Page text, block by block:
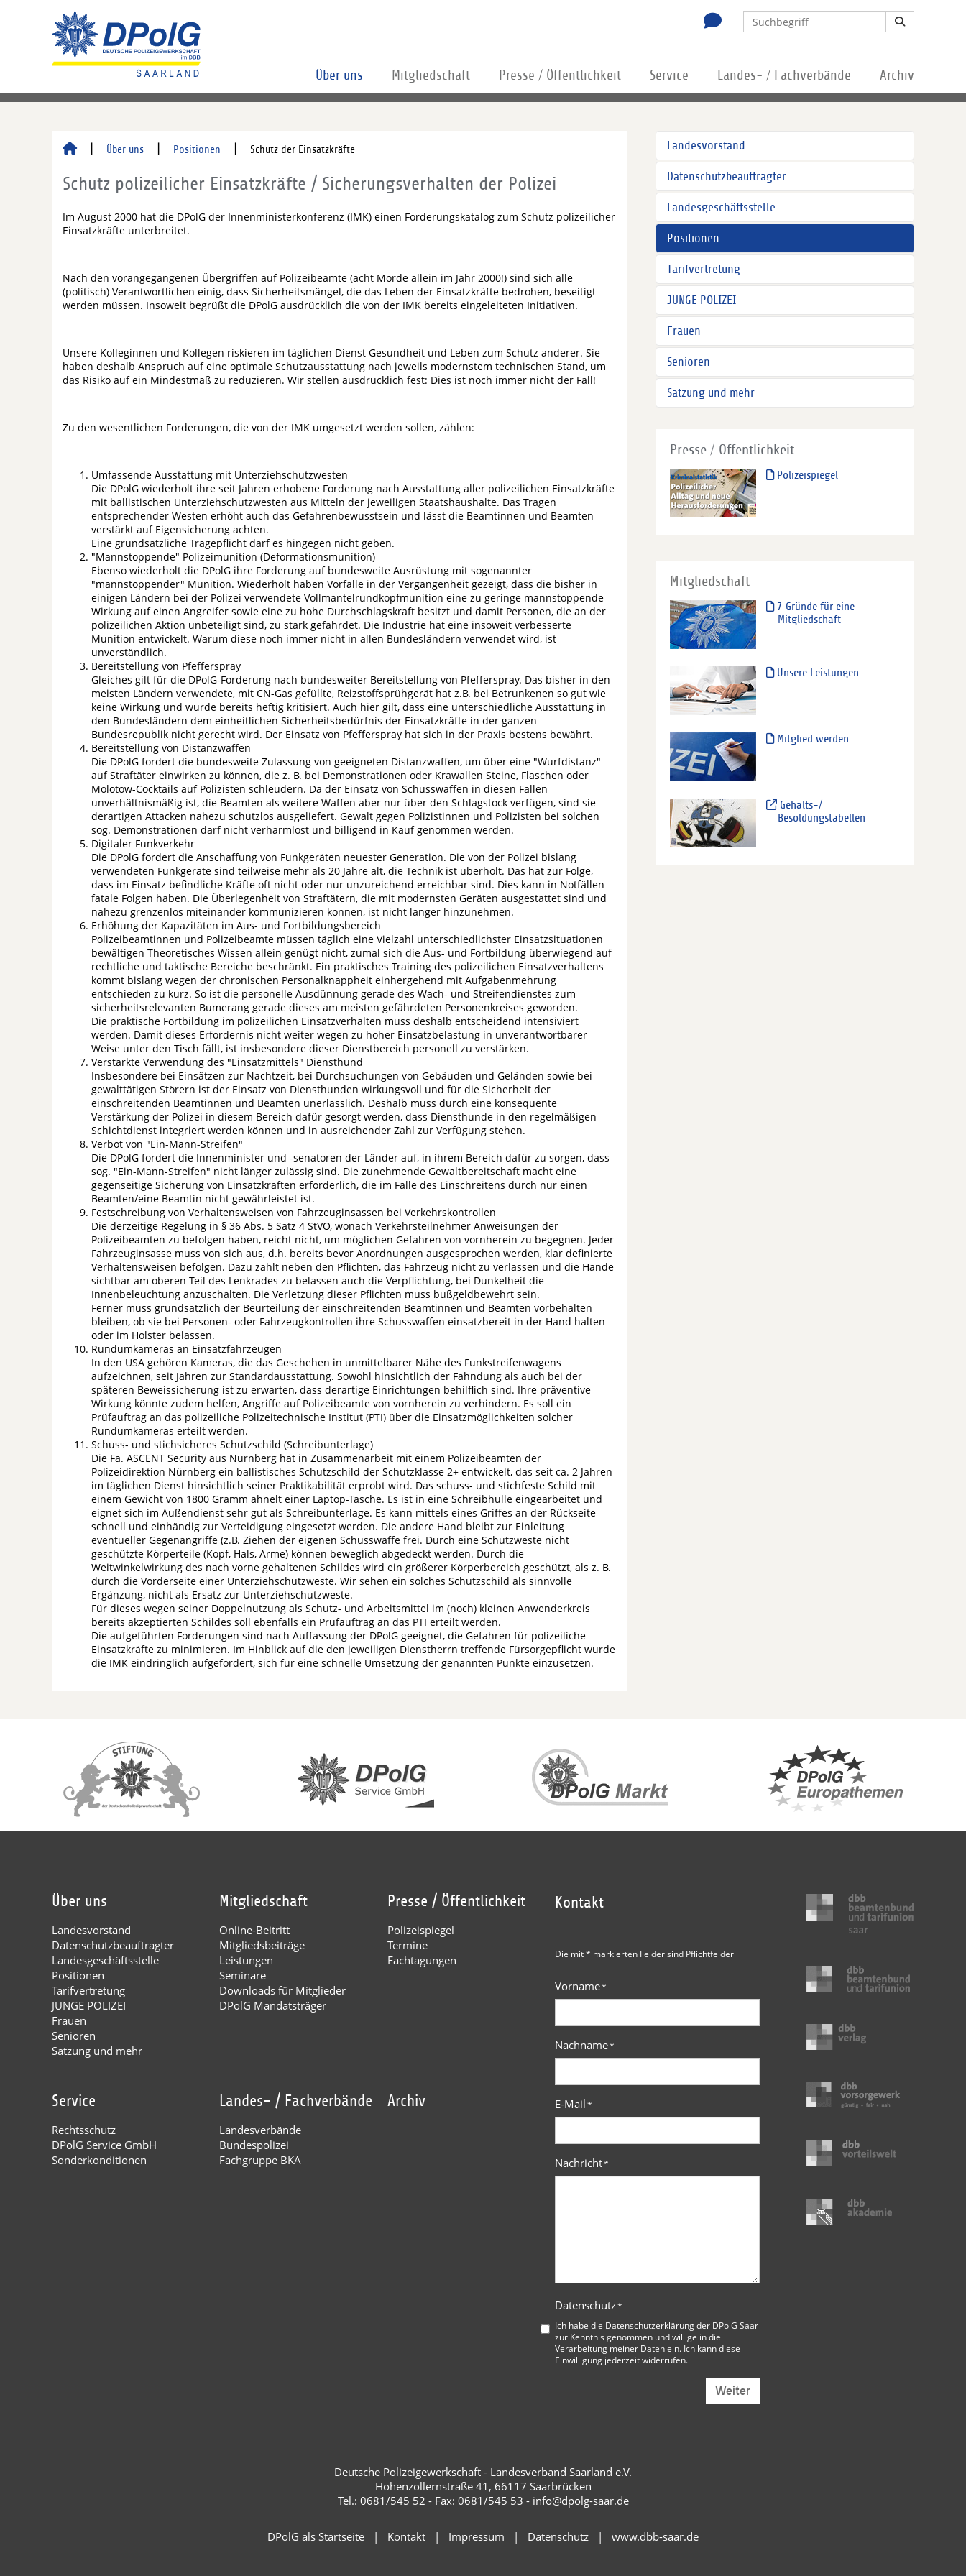
Über uns Mitgliedschaft Presse / Öffentlichkeit Service Landes- / Fachverbände Archiv
Über uns Positionen Schutz der Einsatzkräfte
Schutz polizeilicher Einsatzkräfte / Sicherungsverhalten der Polizei
Im August 2000 hat die DPolG der Innenministerkonferenz (IMK) einen Forderungskatalog zum Schutz polizeilicher
Einsatzkräfte unterbreitet.
Nach den vorangegangenen Übergriffen auf Polizeibeamte (acht Morde allein im Jahr 2000!) sind sich alle
(politisch) Verantwortlichen einig, dass Sicherheitsmängel, die das Leben der Einsatzkräfte bedrohen, beseitigt
werden müssen. Insoweit begrüßt die DPolG ausdrücklich die von der IMK bereits eingeleiteten Initiativen.
Unsere Kolleginnen und Kollegen riskieren im täglichen Dienst Gesundheit und Leben zum Schutz anderer. Sie
haben deshalb Anspruch auf eine optimale Schutzausstattung nach jeweils modernstem technischen Stand, um
das Risiko auf ein Mindestmaß zu reduzieren. Wir stellen ausdrücklich fest: Dies ist noch immer nicht der Fall!
Zu den wesentlichen Forderungen, die von der IMK umgesetzt werden sollen, zählen:
Umfassende Ausstattung mit Unterziehschutzwesten
Die DPolG wiederholt ihre seit Jahren erhobene Forderung nach Ausstattung aller polizeilichen Einsatzkräfte
mit ballistischen Unterziehschutzwesten aus Mitteln der jeweiligen Staatshaushalte. Das Tragen
entsprechender Westen erhöht auch das Gefahrenbewusstsein und lässt die Beamtinnen und Beamten
verstärkt auf Eigensicherung achten.
Eine grundsätzliche Tragepflicht darf es hingegen nicht geben.
"Mannstoppende" Polizeimunition (Deformationsmunition)
Ebenso wiederholt die DPolG ihre Forderung auf bundesweite Ausrüstung mit sogenannter
"mannstoppender" Munition. Wiederholt haben Vorfälle in der Vergangenheit gezeigt, dass die bisher in
einigen Ländern bei der Polizei verwendete Vollmantelrundkopfmunition eine zu geringe mannstoppende
Wirkung auf einen Angreifer sowie eine zu hohe Durchschlagskraft besitzt und damit Personen, die an der
polizeilichen Aktion unbeteiligt sind, zu stark gefährdet. Die Industrie hat eine insoweit verbesserte
Munition entwickelt. Warum diese noch immer nicht in allen Bundesländern verwendet wird, ist
unverständlich.
Bereitstellung von Pfefferspray
Gleiches gilt für die DPolG-Forderung nach bundesweiter Bereitstellung von Pfefferspray. Das bisher in den
meisten Ländern verwendete, mit CN-Gas gefüllte, Reizstoffsprühgerät hat z.B. bei Betrunkenen so gut wie
keine Wirkung und wurde bereits heftig kritisiert. Auch hier gilt, dass eine unterschiedliche Ausstattung in
den Bundesländern dem einheitlichen Sicherheitsbedürfnis der Einsatzkräfte in der ganzen
Bundesrepublik nicht gerecht wird. Der Einsatz von Pfefferspray hat sich in der Praxis bestens bewährt.
Bereitstellung von Distanzwaffen
Die DPolG fordert die bundesweite Zulassung von geeigneten Distanzwaffen, um über eine "Wurfdistanz"
auf Straftäter einwirken zu können, die z. B. bei Demonstrationen oder Krawallen Steine, Flaschen oder
Molotow-Cocktails auf Polizisten schleudern. Da der Einsatz von Schusswaffen in diesen Fällen
unverhältnismäßig ist, die Beamten als weitere Waffen aber nur über den Schlagstock verfügen, sind sie
derartigen Attacken nahezu schutzlos ausgeliefert. Gewalt gegen Polizistinnen und Polizisten bei solchen
sog. Demonstrationen darf nicht verharmlost und billigend in Kauf genommen werden.
Digitaler Funkverkehr
Die DPolG fordert die Anschaffung von Funkgeräten neuester Generation. Die von der Polizei bislang
verwendeten Funkgeräte sind teilweise mehr als 20 Jahre alt, die Technik ist überholt. Das hat zur Folge,
dass im Einsatz befindliche Kräfte oft nicht oder nur unzureichend erreichbar sind. Dies kann in Notfällen
fatale Folgen haben. Die Überlegenheit von Straftätern, die mit modernsten Geräten ausgestattet sind und
nahezu grenzenlos miteinander kommunizieren können, ist nicht länger hinzunehmen.
Erhöhung der Kapazitäten im Aus- und Fortbildungsbereich
Polizeibeamtinnen und Polizeibeamte müssen täglich eine Vielzahl unterschiedlichster Einsatzsituationen
bewältigen Theoretisches Wissen allein genügt nicht, zumal sich die Aus- und Fortbildung überwiegend auf
rechtliche und taktische Bereiche beschränkt. Ein praktisches Training des polizeilichen Einsatzverhaltens
kommt bislang wegen der chronischen Personalknappheit einhergehend mit Aufgabenmehrung
entschieden zu kurz. So ist die personelle Ausdünnung gerade des Wach- und Streifendienstes zum
sicherheitsrelevanten Bumerang gerade dieses am meisten gefährdeten Personenkreises geworden.
Die praktische Fortbildung im polizeilichen Einsatzverhalten muss deshalb entscheidend intensiviert
werden. Damit dieses Erfordernis nicht weiter wegen zu hoher Einsatzbelastung in unverantwortbarer
Weise unter den Tisch fällt, ist insbesondere dieser Dienstbereich personell zu verstärken.
Verstärkte Verwendung des "Einsatzmittels" Diensthund
Insbesondere bei Einsätzen zur Nachtzeit, bei Durchsuchungen von Gebäuden und Geländen sowie bei
gewalttätigen Störern ist der Einsatz von Diensthunden wirkungsvoll und für die Sicherheit der
einschreitenden Beamtinnen und Beamten unerlässlich. Deshalb muss durch eine konsequente
Verstärkung der Polizei in diesem Bereich dafür gesorgt werden, dass Diensthunde in den regelmäßigen
Schichtdienst integriert werden können und in ausreichender Zahl zur Verfügung stehen.
Verbot von "Ein-Mann-Streifen"
Die DPolG fordert die Innenminister und -senatoren der Länder auf, in ihrem Bereich dafür zu sorgen, dass
sog. "Ein-Mann-Streifen" nicht länger zulässig sind. Die zunehmende Gewaltbereitschaft macht eine
gegenseitige Sicherung von Einsatzkräften erforderlich, die im Falle des Einschreitens durch nur einen
Beamten/eine Beamtin nicht gewährleistet ist.
Festschreibung von Verhaltensweisen von Fahrzeuginsassen bei Verkehrskontrollen
Die derzeitige Regelung in § 36 Abs. 5 Satz 4 StVO, wonach Verkehrsteilnehmer Anweisungen der
Polizeibeamten zu befolgen haben, reicht nicht, um möglichen Gefahren von vornherein zu begegnen. Jeder
Fahrzeuginsasse muss von sich aus, d.h. bereits bevor Anordnungen ausgesprochen werden, klar definierte
Verhaltensweisen befolgen. Dazu zählt neben den Pflichten, das Fahrzeug nicht zu verlassen und die Hände
sichtbar am oberen Teil des Lenkrades zu belassen auch die Verpflichtung, bei Dunkelheit die
Innenbeleuchtung anzuschalten. Die Verletzung dieser Pflichten muss bußgeldbewehrt sein.
Ferner muss grundsätzlich der Beurteilung der einschreitenden Beamtinnen und Beamten vorbehalten
bleiben, ob sie bei Personen- oder Fahrzeugkontrollen ihre Schusswaffen einsatzbereit in der Hand halten
oder im Holster belassen.
Rundumkameras an Einsatzfahrzeugen
In den USA gehören Kameras, die das Geschehen in unmittelbarer Nähe des Funkstreifenwagens
aufzeichnen, seit Jahren zur Standardausstattung. Sowohl hinsichtlich der Fahndung als auch bei der
späteren Beweissicherung ist zu erwarten, dass derartige Einrichtungen behilflich sind. Ihre präventive
Wirkung könnte zudem helfen, Angriffe auf Polizeibeamte von vornherein zu verhindern. Es soll ein
Prüfauftrag an das polizeiliche Polizeitechnische Institut (PTI) über die Einsatzmöglichkeiten solcher
Rundumkameras erteilt werden.
Schuss- und stichsicheres Schutzschild (Schreibunterlage)
Die Fa. ASCENT Security aus Nürnberg hat in Zusammenarbeit mit einem Polizeibeamten der
Polizeidirektion Nürnberg ein ballistisches Schutzschild der Schutzklasse 2+ entwickelt, das seit ca. 2 Jahren
im täglichen Dienst hinsichtlich seiner Praktikabilität erprobt wird. Das schuss- und stichfeste Schild mit
einem Gewicht von 1800 Gramm ähnelt einer Laptop-Tasche. Es ist in eine Schreibhülle eingearbeitet und
eignet sich im Außendienst sehr gut als Schreibunterlage. Es kann mittels eines Griffes an der Rückseite
schnell und einhändig zur Verteidigung eingesetzt werden. Die andere Hand bleibt zur Einleitung
eventueller Gegenangriffe (z.B. Ziehen der eigenen Schusswaffe frei. Durch eine Schutzweste nicht
geschützte Körperteile (Kopf, Hals, Arme) können beweglich abgedeckt werden. Durch die
Weitwinkelwirkung des nach vorne gehaltenen Schildes wird ein größerer Körperbereich geschützt, als z. B.
durch die Vorderseite einer Unterziehschutzweste. Wir sehen ein solches Schutzschild als sinnvolle
Ergänzung, nicht als Ersatz zur Unterziehschutzweste.
Für dieses wegen seiner Doppelnutzung als Schutz- und Arbeitsmittel im (noch) kleinen Anwenderkreis
bereits akzeptierten Schildes soll ebenfalls ein Prüfauftrag an das PTI erteilt werden.
Die aufgeführten Forderungen sind nach Auffassung der DPolG geeignet, die Gefahren für polizeiliche
Einsatzkräfte zu minimieren. Im Hinblick auf die den jeweiligen Dienstherrn treffende Fürsorgepflicht wurde
die IMK eindringlich aufgefordert, sich für eine schnelle Umsetzung der genannten Punkte einzusetzen.
Landesvorstand
Datenschutzbeauftragter
Landesgeschäftsstelle
Positionen
Tarifvertretung
JUNGE POLIZEI
Frauen
Senioren
Satzung und mehr
Presse / Öffentlichkeit
Polizeispiegel
Mitgliedschaft
7 Gründe für eine
Mitgliedschaft
Unsere Leistungen
Mitglied werden
Gehalts-/
Besoldungstabellen
Über uns
Landesvorstand
Datenschutzbeauftragter
Landesgeschäftsstelle
Positionen
Tarifvertretung
JUNGE POLIZEI
Frauen
Senioren
Satzung und mehr
Mitgliedschaft
Online-Beitritt
Mitgliedsbeiträge
Leistungen
Seminare
Downloads für Mitglieder
DPolG Mandatsträger
Presse / Öffentlichkeit
Polizeispiegel
Termine
Fachtagungen
Service
Rechtsschutz
DPolG Service GmbH
Sonderkonditionen
Landes- / Fachverbände
Landesverbände
Bundespolizei
Fachgruppe BKA
Archiv
Kontakt
Die mit * markierten Felder sind Pflichtfelder
Vorname*
Nachname*
E-Mail*
Nachricht*
Datenschutz*
Ich habe die Datenschutzerklärung der DPolG Saar
zur Kenntnis genommen und willige in die
Verarbeitung meiner Daten ein. Ich kann diese
Einwilligung jederzeit widerrufen.
Weiter
Deutsche Polizeigewerkschaft - Landesverband Saarland e.V.
Hohenzollernstraße 41, 66117 Saarbrücken
Tel.: 0681/545 52 - Fax: 0681/545 53 - info@dpolg-saar.de
DPolG als Startseite Kontakt Impressum Datenschutz www.dbb-saar.de